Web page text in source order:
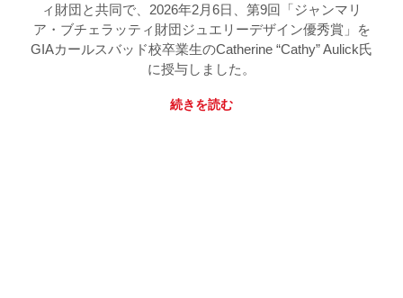
ィ財団と共同で、2026年2月6日、第9回「ジャンマリ
ア・ブチェラッティ財団ジュエリーデザイン優秀賞」を
GIAカールスバッド校卒業生のCatherine “Cathy” Aulick氏
に授与しました。
続きを読む